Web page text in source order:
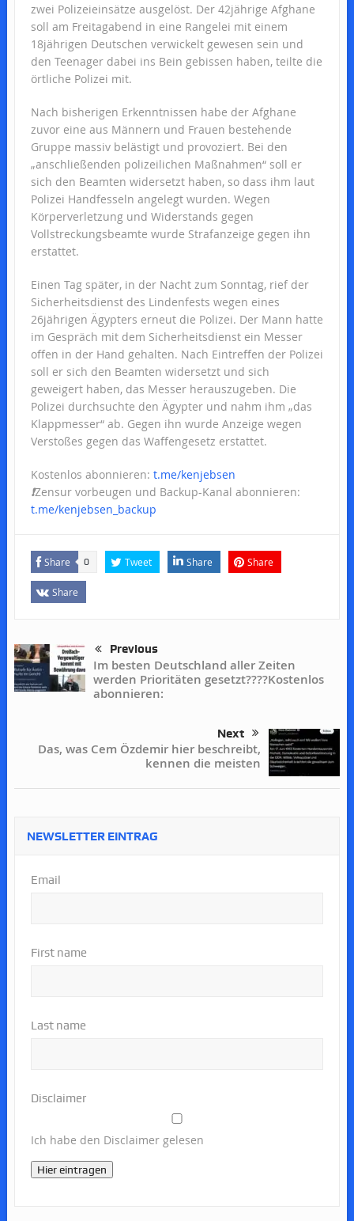
zwei Polizeieinsätze ausgelöst. Der 42jährige Afghane
soll am Freitagabend in eine Rangelei mit einem
18jährigen Deutschen verwickelt gewesen sein und
den Teenager dabei ins Bein gebissen haben, teilte die
örtliche Polizei mit.
Nach bisherigen Erkenntnissen habe der Afghane
zuvor eine aus Männern und Frauen bestehende
Gruppe massiv belästigt und provoziert. Bei den
„anschließenden polizeilichen Maßnahmen“ soll er
sich den Beamten widersetzt haben, so dass ihm laut
Polizei Handfesseln angelegt wurden. Wegen
Körperverletzung und Widerstands gegen
Vollstreckungsbeamte wurde Strafanzeige gegen ihn
erstattet.
Einen Tag später, in der Nacht zum Sonntag, rief der
Sicherheitsdienst des Lindenfests wegen eines
26jährigen Ägypters erneut die Polizei. Der Mann hatte
im Gespräch mit dem Sicherheitsdienst ein Messer
offen in der Hand gehalten. Nach Eintreffen der Polizei
soll er sich den Beamten widersetzt und sich
geweigert haben, das Messer herauszugeben. Die
Polizei durchsuchte den Ägypter und nahm ihm „das
Klappmesser“ ab. Gegen ihn wurde Anzeige wegen
Verstoßes gegen das Waffengesetz erstattet.
Kostenlos abonnieren: t.me/kenjebsen
❗️Zensur vorbeugen und Backup-Kanal abonnieren:
t.me/kenjebsen_backup
Share 0 Tweet Share Share
Share
Previous
Im besten Deutschland aller Zeiten
werden Prioritäten gesetzt????Kostenlos
abonnieren:
Next
Das, was Cem Özdemir hier beschreibt,
kennen die meisten
NEWSLETTER EINTRAG
Email
First name
Last name
Disclaimer
Ich habe den Disclaimer gelesen
Hier eintragen